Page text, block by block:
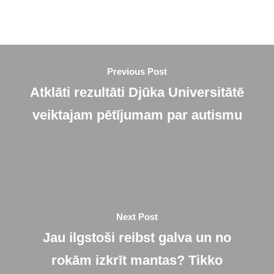
Previous Post
Atklāti rezultāti Djūka Universitātē
veiktajam pētījumam par autismu
Next Post
Jau ilgstoši reibst galva un no
rokām izkrīt mantas? Tikko